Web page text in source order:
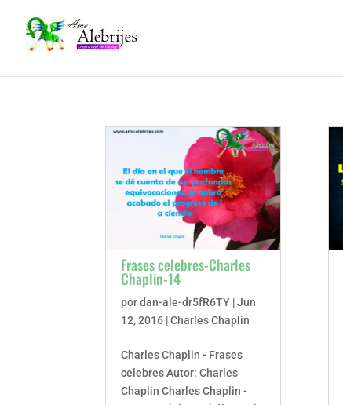
Frases celebres-Charles
Chaplin-14
pordan-ale-dr5fR6TY |Jun
12, 2016 |Charles Chaplin
Charles Chaplin - Frases
celebres Autor: Charles
Chaplin Charles Chaplin -